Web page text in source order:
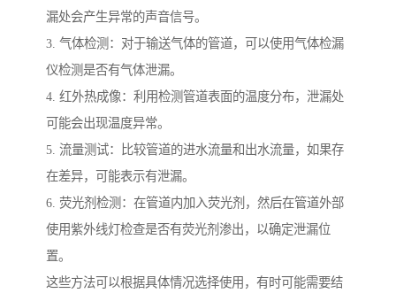
漏处会产生异常的声音信号。
3. 气体检测：对于输送气体的管道，可以使用气体检漏
仪检测是否有气体泄漏。
4. 红外热成像：利用检测管道表面的温度分布，泄漏处
可能会出现温度异常。
5. 流量测试：比较管道的进水流量和出水流量，如果存
在差异，可能表示有泄漏。
6. 荧光剂检测：在管道内加入荧光剂，然后在管道外部
使用紫外线灯检查是否有荧光剂渗出，以确定泄漏位
置。
这些方法可以根据具体情况选择使用，有时可能需要结